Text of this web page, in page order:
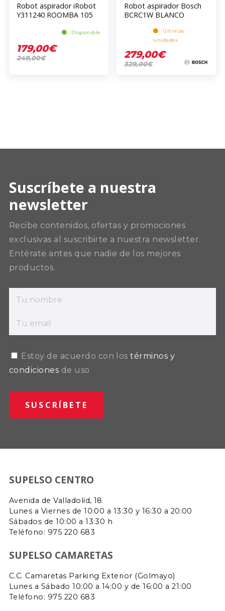
Robot aspirador iRobot
Y311240 ROOMBA 105
Disponible
179,00€
249,00€
Robot aspirador Bosch
BCRC1W BLANCO
Últimas
unidades
279,00€
329,00€
Suscríbete a nuestra
newsletter
Recibe contenidos, ofertas y promociones
exclusivas al suscribirte a nuestra newsletter.
Entérate antes que nadie de los mejores
productos.
Estoy de acuerdo con lostérminos y
condiciones de uso
SUPELSO CENTRO
Avenida de Valladolid, 18
Lunes a Viernes de 10:00 a 13:30 y 16:30 a 20:00
Sábados de 10:00 a 13:30 h
Teléfono: 975 220 683
SUPELSO CAMARETAS
C.C. Camaretas Parking Exterior (Golmayo)
Lunes a Sábado 10:00 a 14:00 y de 16:00 a 21:00
Teléfono: 975 220 683